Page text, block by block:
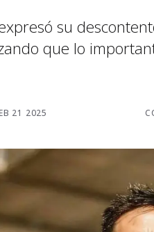
su
que lo
21 2025